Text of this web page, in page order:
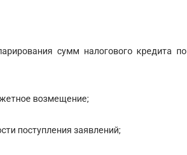
сумм налогового кредита по
возмещение;
поступления заявлений;